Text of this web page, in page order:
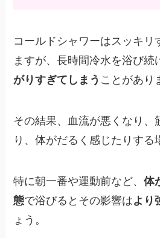
コールドシャワーはスッキリ
ますが、長時間冷水を浴び続
がりすぎてしまう ことがあり
その結果、血流が悪くなり、
り、体がだるく感じたりする
特に朝一番や運動前など、体
態で浴びるとその影響はより
ょう。